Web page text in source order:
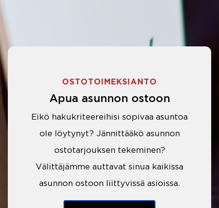
OSTOTOIMEKSIANTO
Apua asunnon ostoon
Eikö hakukriteereihisi sopivaa asuntoa
ole löytynyt? Jännittääkö asunnon
ostotarjouksen tekeminen?
Välittäjämme auttavat sinua kaikissa
asunnon ostoon liittyvissä asioissa.